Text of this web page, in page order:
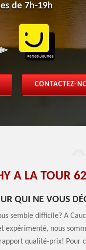
de 7h-19h
CONTACTEZ-
A LA TOUR
QUI NE VOUS
semble difficile? A
expérimenté, nous
qualité-prix! Pour